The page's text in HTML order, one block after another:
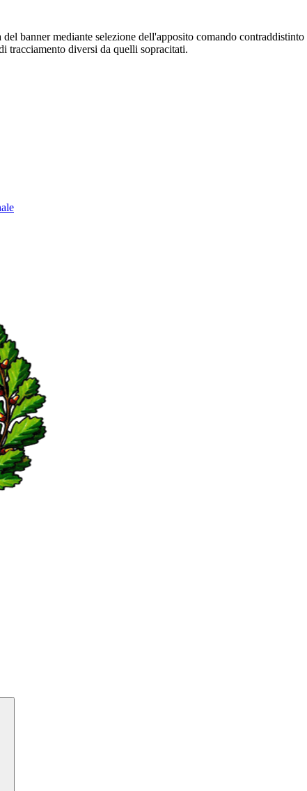
banner mediante selezione dell'apposito comando
tracciamento diversi da quelli sopracitati.